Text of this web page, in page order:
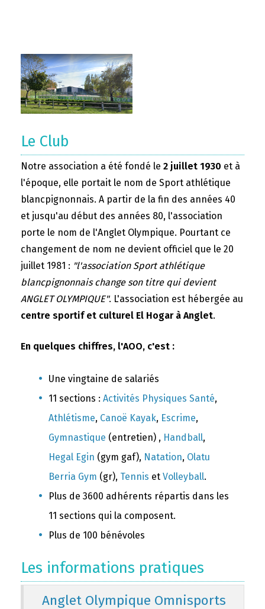
Le Club
Notre association a été fondé le 2 juillet 1930 et à
l'époque, elle portait le nom de Sport athlétique
blancpignonnais. A partir de la fin des années 40
et jusqu'au début des années 80, l'association
porte le nom de l'Anglet Olympique. Pourtant ce
changement de nom ne devient officiel que le 20
juillet 1981 : "l'association Sport athlétique
blancpignonnais change son titre qui devient
ANGLET OLYMPIQUE". L'association est hébergée au
centre sportif et culturel El Hogar à Anglet.
En quelques chiffres, l'AOO, c'est :
Une vingtaine de salariés
11 sections : Activités Physiques Santé,
Athlétisme, Canoë Kayak, Escrime,
Gymnastique (entretien) , Handball,
Hegal Egin (gym gaf), Natation, Olatu
Berria Gym (gr), Tennis et Volleyball.
Plus de 3600 adhérents répartis dans les
11 sections qui la composent.
Plus de 100 bénévoles
Les informations pratiques
Anglet Olympique Omnisports